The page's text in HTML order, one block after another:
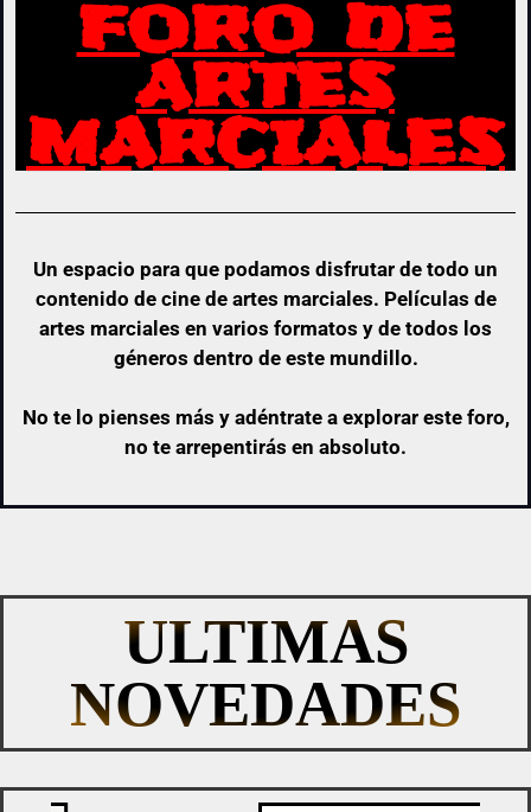
FORO DE
ARTES
MARCIALES
Un espacio para que podamos disfrutar de todo un
contenido de cine de artes marciales. Películas de
artes marciales en varios formatos y de todos los
géneros dentro de este mundillo.
No te lo pienses más y adéntrate a explorar este foro,
no te arrepentirás en absoluto.
ULTIMAS
NOVEDADES